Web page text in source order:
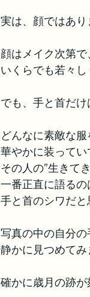
実は、顔ではあり
顔はメイク次第で
いくらでも若々し
でも、手と首だけ
どんなに素敵な服
華やかに装ってい
その人の”生きて
一番正直に語るの
手と首のシワだと
写真の中の自分の
静かに見つめてみ
確かに歳月の跡が